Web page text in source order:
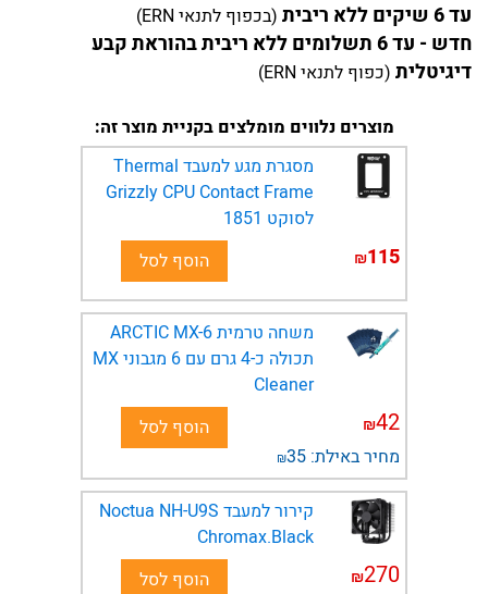
עד 6 שיקים ללא ריבית (בכפוף לתנאי ERN)
חדש - עד 6 תשלומים ללא ריבית בהוראת קבע
דיגיטלית (כפוף לתנאי ERN)
מוצרים נלווים מומלצים בקניית מוצר זה:
מסגרת מגע למעבד Thermal
Grizzly CPU Contact Frame
לסוקט 1851
115
₪ הוסף לסל
משחה טרמית ARCTIC MX-6
תכולה כ-4 גרם עם 6 מגבוני MX
Cleaner
42
₪
מחיר באילת: 35
₪
הוסף לסל
קירור למעבד Noctua NH-U9S
Chromax.Black
270
₪ הוסף לסל